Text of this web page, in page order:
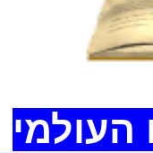
העולמי